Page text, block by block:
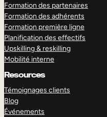
Formation des partenaires
Formation des adhérents
Formation première ligne
Planification des effectifs
Upskilling & reskilling
Mobilité interne
Resources
Témoignages clients
Blog
Événements